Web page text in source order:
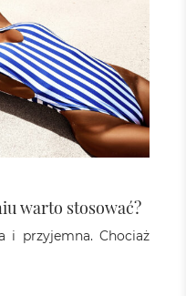
warto stosować?
i przyjemna. Chociaż